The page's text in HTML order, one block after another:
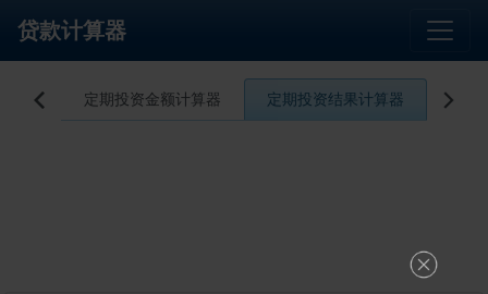
贷款计算器

算器 定期投资金额计算器 定期投资结果计算器 